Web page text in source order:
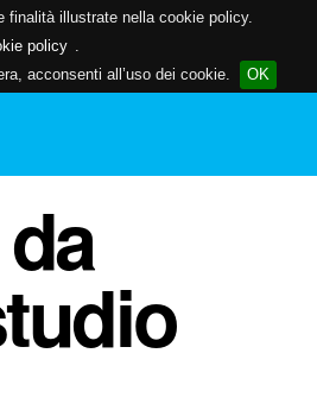
illustrate nella cookie policy.
policy .
acconsenti all’uso dei cookie.
OK